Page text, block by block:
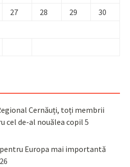
27 28 29
30
Cernăuți, toți membrii
cel de-al nouălea copil 5
pentru Europa mai importantă